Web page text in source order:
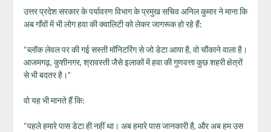
उत्तर प्रदेश सरकार के पर्यावरण विभाग के प्रमुख सचिव अनिल कुमार ने माना कि
अब गाँवों में भी लोग हवा की क्वालिटी को लेकर जागरूक हो रहे हैं:
“ब्लॉक लेवल पर की गई सस्ती मॉनिटरिंग से जो डेटा आया है, वो चौंकाने वाला है।
आजमगढ़, कुशीनगर, श्रावस्ती जैसे इलाकों में हवा की गुणवत्ता कुछ शहरी क्षेत्रों
से भी बदतर है।”
वो यह भी मानते हैं कि:
“पहले हमारे पास डेटा ही नहीं था। अब हमारे पास जानकारी है, और अब हम उस